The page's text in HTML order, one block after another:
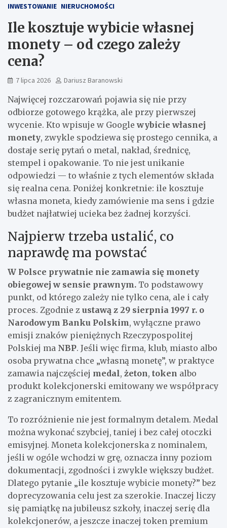
INWESTOWANIE NIERUCHOMOŚCI
Ile kosztuje wybicie własnej
monety – od czego zależy
cena?
7 lipca 2026 Dariusz Baranowski
Najwięcej rozczarowań pojawia się nie przy
odbiorze gotowego krążka, ale przy pierwszej
wycenie. Kto wpisuje w Googlewybicie własnej
monety, zwykle spodziewa się prostego cennika, a
dostaje serię pytań o metal, nakład, średnicę,
stempel i opakowanie. To nie jest unikanie
odpowiedzi — to właśnie z tych elementów składa
się realna cena. Poniżej konkretnie: ile kosztuje
własna moneta, kiedy zamówienie ma sens i gdzie
budżet najłatwiej ucieka bez żadnej korzyści.
Najpierw trzeba ustalić, co
naprawdę ma powstać
W Polsce prywatnie nie zamawia się monety
obiegowej w sensie prawnym. To podstawowy
punkt, od którego zależy nie tylko cena, ale i cały
proces. Zgodnie z ustawą z 29 sierpnia 1997 r. o
Narodowym Banku Polskim, wyłączne prawo
emisji znaków pieniężnych Rzeczypospolitej
Polskiej ma NBP. Jeśli więc firma, klub, miasto albo
osoba prywatna chce „własną monetę”, w praktyce
zamawia najczęściej medal, żeton, token albo
produkt kolekcjonerski emitowany we współpracy
z zagranicznym emitentem.
To rozróżnienie nie jest formalnym detalem. Medal
można wykonać szybciej, taniej i bez całej otoczki
emisyjnej. Moneta kolekcjonerska z nominalem,
jeśli w ogóle wchodzi w grę, oznacza inny poziom
dokumentacji, zgodności i zwykle większy budżet.
Dlatego pytanie „ile kosztuje wybicie monety?” bez
doprecyzowania celu jest za szerokie. Inaczej liczy
się pamiątkę na jubileusz szkoły, inaczej serię dla
kolekcjonerów, a jeszcze inaczej token premium